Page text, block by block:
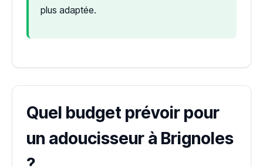
plus adaptée.
Quel budget prévoir pour
un adoucisseur à Brignoles